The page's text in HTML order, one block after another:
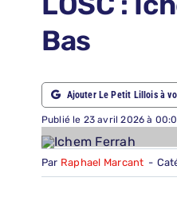
ABONNEMENTS
Bas
Ajouter Le Petit Lillois à
Publié le 23 avril 2026 à
Par Raphael Marcant -